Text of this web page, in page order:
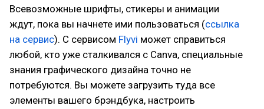
Всевозможные шрифты, стикеры и анимации
ждут, пока вы начнете ими пользоваться (ссылка
на сервис). С сервисом Flyvi может справиться
любой, кто уже сталкивался с Canva, специальные
знания графического дизайна точно не
потребуются. Вы можете загрузить туда все
элементы вашего брэндбука, настроить